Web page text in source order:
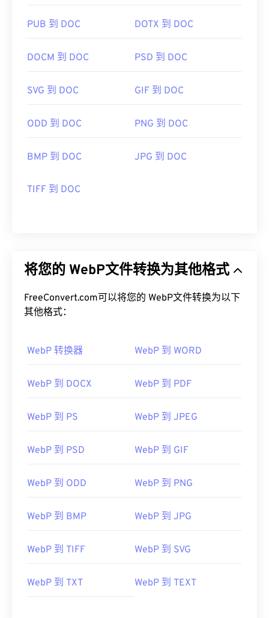
使用我们的颜色选择器 从 WebP 图像中选择颜色
PUB 到 DOC DOTX 到 DOC
DOCM 到 DOC PSD 到 DOC
SVG 到 DOC GIF 到 DOC
ODD 到 DOC PNG 到 DOC
BMP 到 DOC JPG 到 DOC
TIFF 到 DOC
将您的 WebP文件转换为其他格式
FreeConvert.com可以将您的 WebP文件转换为以下
其他格式：
WebP 转换器 WebP 到 WORD
WebP 到 DOCX WebP 到 PDF
WebP 到 PS WebP 到 JPEG
WebP 到 PSD WebP 到 GIF
WebP 到 ODD WebP 到 PNG
WebP 到 BMP WebP 到 JPG
WebP 到 TIFF WebP 到 SVG
WebP 到 TXT WebP 到 TEXT